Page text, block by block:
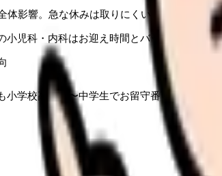
体影響。急な休みは取りにくい
小児科・内科はお迎え時間とバッティング
小学校高学年〜中学生でお留守番可能